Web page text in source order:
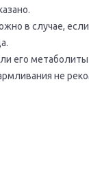
в случае,
его метаболиты
не